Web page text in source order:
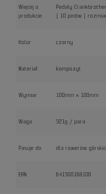
Więcej o
produkcie
Pedały
| 10 pinów |
Kolor czarny
Materiał kompozyt
Wymiar 100mm x 100mm
Waga 321g / para
Pasuje do dla rowerów
EAN 641300168108